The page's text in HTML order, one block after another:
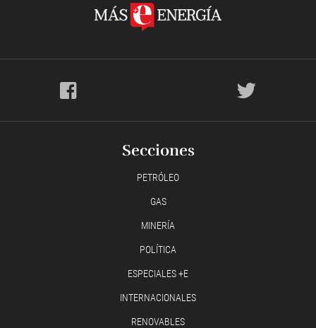
Secciones
PETRÓLEO
GAS
MINERÍA
POLÍTICA
ESPECIALES +E
INTERNACIONALES
RENOVABLES